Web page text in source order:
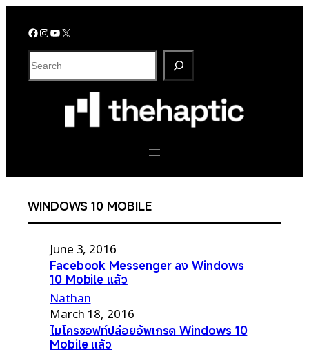
Facebook InstagramYouTube X
S
e
WINDOWS 10 MOBILE
June 3, 2016
Facebook Messenger ลง Windows
10 Mobile แล้ว
Nathan
March 18, 2016
ไมโครซอฟท์ปล่อยอัพเกรด Windows 10
Mobile แล้ว